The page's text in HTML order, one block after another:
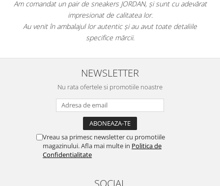
Am comandat un pair de sneakers JORDAN, și sunt cu adevărat
impresionat de calitatea lor.
Au venit în ambalajul lor autentic și au avut toate detaliile
specifice mărcii.
NEWSLETTER
Nu rata ofertele si promotiile noastre
Vreau sa primesc newsletter cu promotiile
magazinului. Afla mai multe in Politica de
Confidentialitate
SOCIAL